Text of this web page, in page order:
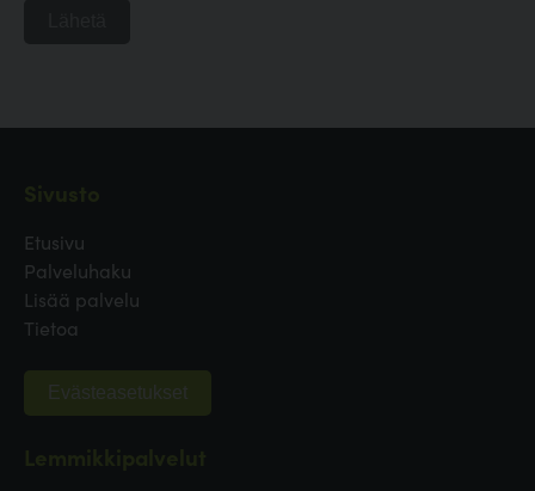
Etusivu
Palveluhaku
Lisää palvelu
Tietoa
Evästeasetukset